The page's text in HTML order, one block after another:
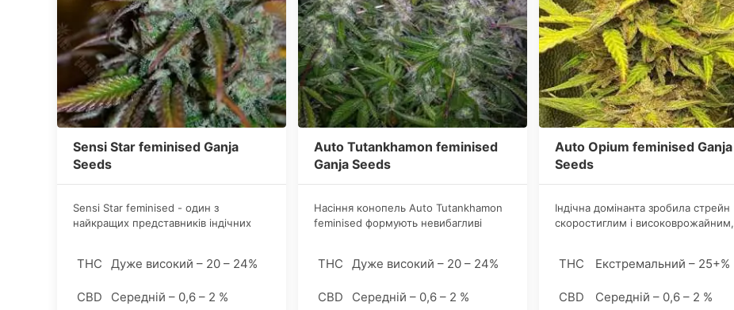
Sensi Star feminised Ganja
Seeds
Sensi Star feminised - один з
найкращих представників індічних
рівнем ТГК в 20% - потужний
взагалі не властиво представникам
THC Дуже високий – 20 – 24%
CBD Середній – 0,6 – 2 %
Auto Tutankhamon feminised
Ganja Seeds
Насіння конопель Аuto Tutankhamon
feminised формують невибагливі
THC Дуже високий – 20 – 24%
CBD Середній – 0,6 – 2 %
Auto Opium feminised Ganja
Seeds
Індічна домінанта зробила стрейн
скоростиглим і високоврожайним,
персонального користування і в
THC Екстремальний – 25+%
CBD Середній – 0,6 – 2 %